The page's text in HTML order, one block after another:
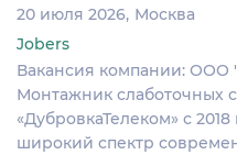
20 июля 2026 Москва
Jobers
Вакансия компании: ООО
Монтажник слаботочных
«ДубровкаТелеком» с
широкий спектр